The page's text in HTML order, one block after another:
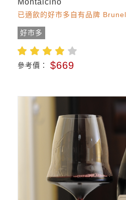
Montalcino
已適飲的好市多自有品牌
好市多
參考價： $669